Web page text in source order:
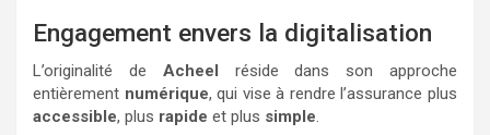
Engagement envers la digitalisation
L’originalité de Acheel réside dans son approche
entièrement numérique, qui vise à rendre l’assurance plus
accessible, plus rapide et plus simple.